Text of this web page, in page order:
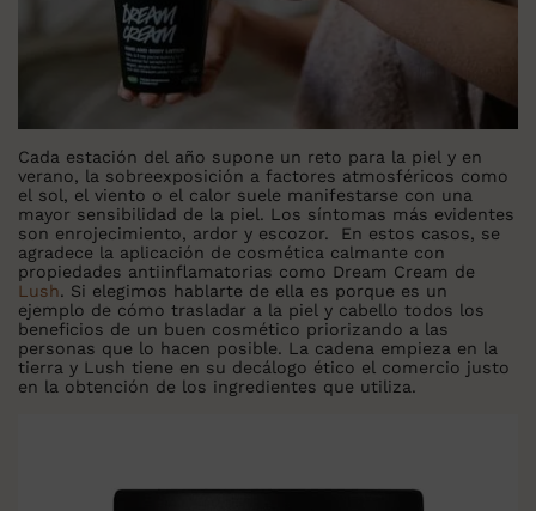
Cada estación del año supone un reto para la piel y en
verano, la sobreexposición a factores atmosféricos como
el sol, el viento o el calor suele manifestarse con una
mayor sensibilidad de la piel. Los síntomas más evidentes
son enrojecimiento, ardor y escozor. En estos casos, se
agradece la aplicación de cosmética calmante con
propiedades antiinflamatorias como Dream Cream de
Lush. Si elegimos hablarte de ella es porque es un
ejemplo de cómo trasladar a la piel y cabello todos los
beneficios de un buen cosmético priorizando a las
personas que lo hacen posible. La cadena empieza en la
tierra y Lush tiene en su decálogo ético el comercio justo
en la obtención de los ingredientes que utiliza.